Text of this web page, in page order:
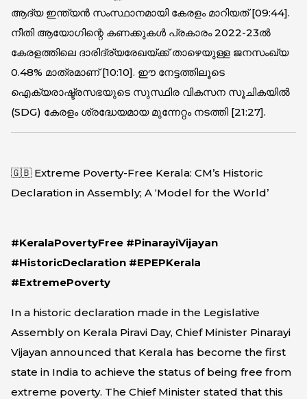
ആദ്യ ഇന്ത്യൻ സംസ്ഥാനമായി കേരളം മാറിയത് [09:44].
നീതി ആയോഗിന്റെ കണക്കുകൾ പ്രകാരം 2022-23ൽ
കേരളത്തിലെ ദാരിദ്ര്യരേഖയ്ക്ക് താഴെയുള്ള ജനസംഖ്യ
0.48% മാത്രമാണ് [10:10]. ഈ നേട്ടത്തിലൂടെ
ഐക്യരാഷ്ട്രസഭയുടെ സുസ്ഥിര വികസന സൂചികയിൽ
(SDG) കേരളം ശ്രദ്ധേയമായ മുന്നേറ്റം നടത്തി [21:27].
🇬🇧 Extreme Poverty-Free Kerala: CM’s Historic
Declaration in Assembly; A ‘Model for the World’
#KeralaPovertyFree #PinarayiVijayan
#HistoricDeclaration #EPEPKerala
#ExtremePoverty
In a historic declaration made in the Legislative
Assembly on Kerala Piravi Day, Chief Minister Pinarayi
Vijayan announced that Kerala has become the first
state in India to achieve the status of being free from
extreme poverty. The Chief Minister stated that this